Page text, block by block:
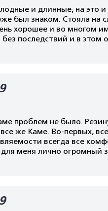
и длинные, на это
был знаком. Стояла
хорошее и во многом
без последствий и в
проблем не было.
же Каме. Во-первых,
всегда все
для меня лично